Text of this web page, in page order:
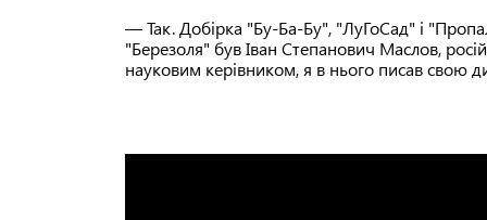
— Так. Добірка "Бу-Ба-Бу", "ЛуГоСад" і
"Березоля" був Іван Степанович Маслов,
науковим керівником, я в нього писав свою